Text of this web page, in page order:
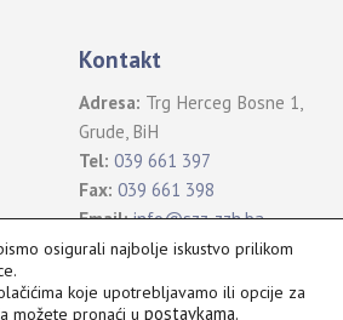
Kontakt
Adresa: Trg Herceg Bosne 1,
Grude, BiH
Tel: 039 661 397
Fax: 039 661 398
Email: info@szz-zzh.ba
osigurali najbolje iskustvo prilikom
koje upotrebljavamo ili opcije za
možete pronaći u postavkama.